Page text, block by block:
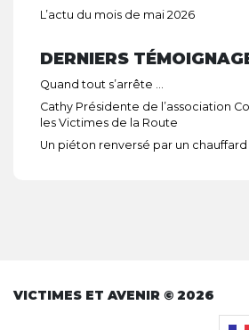
L’actu du mois de mai 2026
DERNIERS
Quand tout s’arrête …
Cathy Présidente de l’association
les Victimes de la Route
Un piéton renversé par un chauffard
VICTIMES ET AVENIR © 2026